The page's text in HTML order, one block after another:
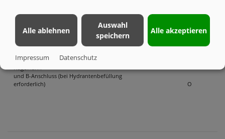
Sprühbalken hinten in Fahrzeugbreite zum
Befüllrohr vorne links nach oben ins Fass mit 3"
Kugelhahn
und B-Anschluss (bei Hydrantenbefüllung
erforderlich)
O
Alle ablehnen
Auswahl
speichern
Alle akzeptieren
Impressum Datenschutz